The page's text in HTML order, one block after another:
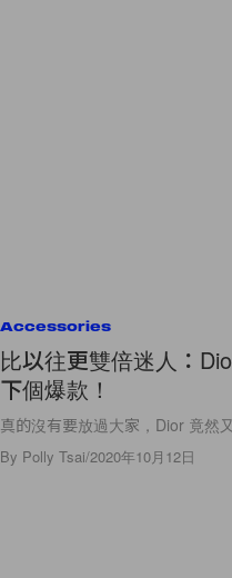
Accessories
比以往更雙倍迷人：
下個爆款！
真的沒有要放過大家，Dior 竟然
By Polly Tsai/2020年10月12日